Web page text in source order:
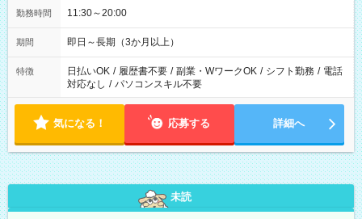
勤務時間 11:30～20:00
期間 即日～長期（3か月以上）
特徴 日払いOK / 履歴書不要 / 副業・WワークOK / シフト勤務 / 電話
対応なし / パソコンスキル不要
気になる！ 応募する 詳細へ
未読